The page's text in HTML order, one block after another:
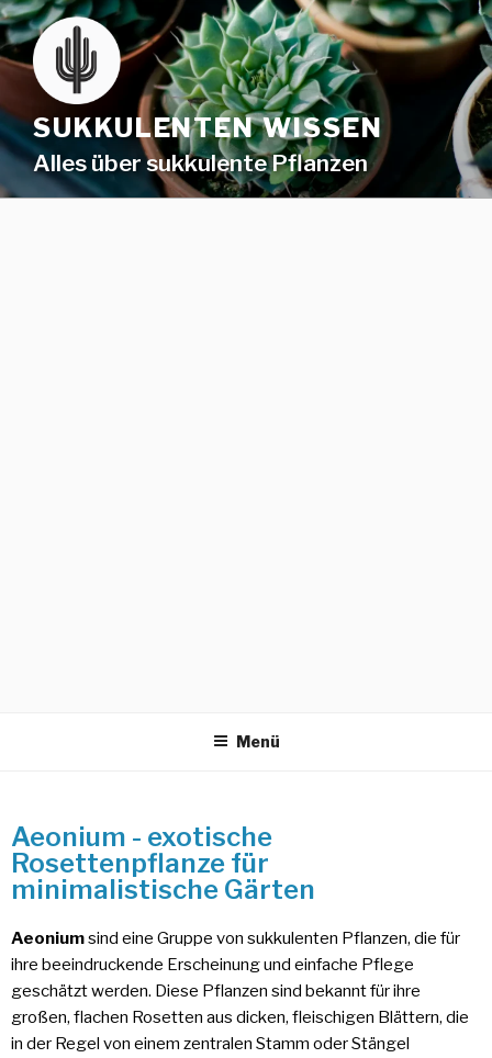
SUKKULENTEN WISSEN
Alles über sukkulente Pflanzen
Menü
Aeonium - exotische
Rosettenpflanze für
minimalistische Gärten
Aeoniumsind eine Gruppe von sukkulenten Pflanzen, die für
ihre beeindruckende Erscheinung und einfache Pflege
geschätzt werden. Diese Pflanzen sind bekannt für ihre
großen, flachen Rosetten aus dicken, fleischigen Blättern, die
in der Regel von einem zentralen Stamm oder Stängel